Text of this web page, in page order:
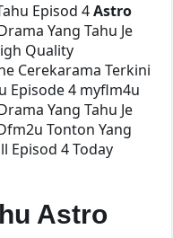
Episod 4Astro
Yang Tahu Je
Quality
Cerekarama Terkini
Episode 4 myflm4u
Yang Tahu Je
Tonton Yang
Episod 4 Today
Astro